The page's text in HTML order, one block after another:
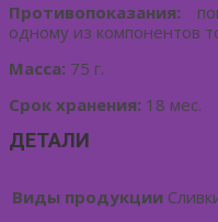
Противопоказания:
одному из компонентов
Масса: 75 г.
Срок хранения: 18 мес.
ДЕТАЛИ
Виды продукции